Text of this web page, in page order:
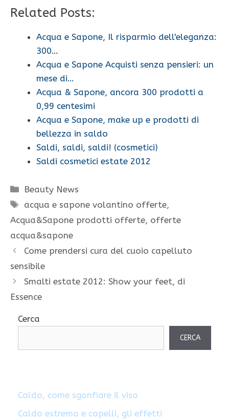
Related Posts:
Acqua e Sapone, Il risparmio dell'eleganza:
300…
Acqua e Sapone Acquisti senza pensieri: un
mese di…
Acqua & Sapone, ancora 300 prodotti a
0,99 centesimi
Acqua e Sapone, make up e prodotti di
bellezza in saldo
Saldi, saldi, saldi! (cosmetici)
Saldi cosmetici estate 2012
Categorie
Beauty News
Tag
acqua e sapone volantino offerte,
Acqua&Sapone prodotti offerte, offerte
acqua&sapone
Come prendersi cura del cuoio capelluto
sensibile
Smalti estate 2012: Show your feet, di
Essence
Cerca
CERCA
Caldo, come sgonfiare il viso
Caldo estremo e capelli, gli effetti